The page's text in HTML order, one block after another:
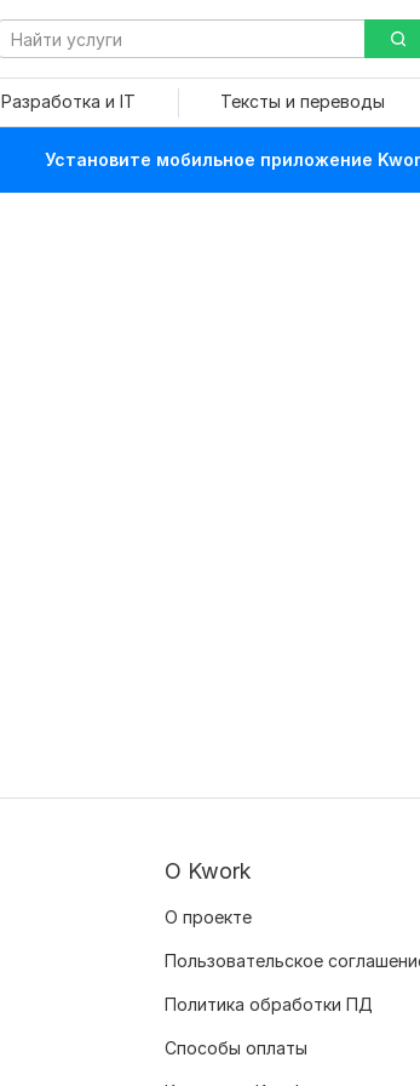
Разработка и IT Тексты и переводы
Установите мобильное приложение
О Kwork
О проекте
Пользовательское
Политика обработки ПД
Способы оплаты